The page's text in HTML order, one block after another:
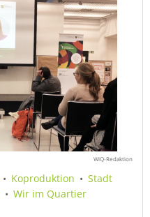
WiQ-Redaktion
• Koproduktion • Stadt
• Wir im Quartier